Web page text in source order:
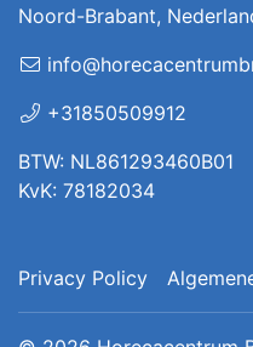
Noord-Brabant,
+31850509912
BTW: NL861293460B01
KvK: 78182034
Privacy Policy